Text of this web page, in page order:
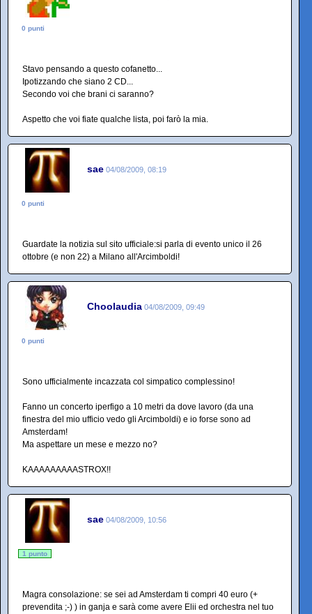
0 punti
Stavo pensando a questo cofanetto...
Ipotizzando che siano 2 CD...
Secondo voi che brani ci saranno?
Aspetto che voi fiate qualche lista, poi farò la mia.
sae 04/08/2009, 08:19
0 punti
Guardate la notizia sul sito ufficiale:si parla di evento unico il 26
ottobre (e non 22) a Milano all'Arcimboldi!
Choolaudia 04/08/2009, 09:49
0 punti
Sono ufficialmente incazzata col simpatico complessino!
Fanno un concerto iperfigo a 10 metri da dove lavoro (da una
finestra del mio ufficio vedo gli Arcimboldi) e io forse sono ad
Amsterdam!
Ma aspettare un mese e mezzo no?
KAAAAAAAAASTROX!!
sae 04/08/2009, 10:56
1 punto
Magra consolazione: se sei ad Amsterdam ti compri 40 euro (+
prevendita ;-) ) in ganja e sarà come avere Elii ed orchestra nel tuo